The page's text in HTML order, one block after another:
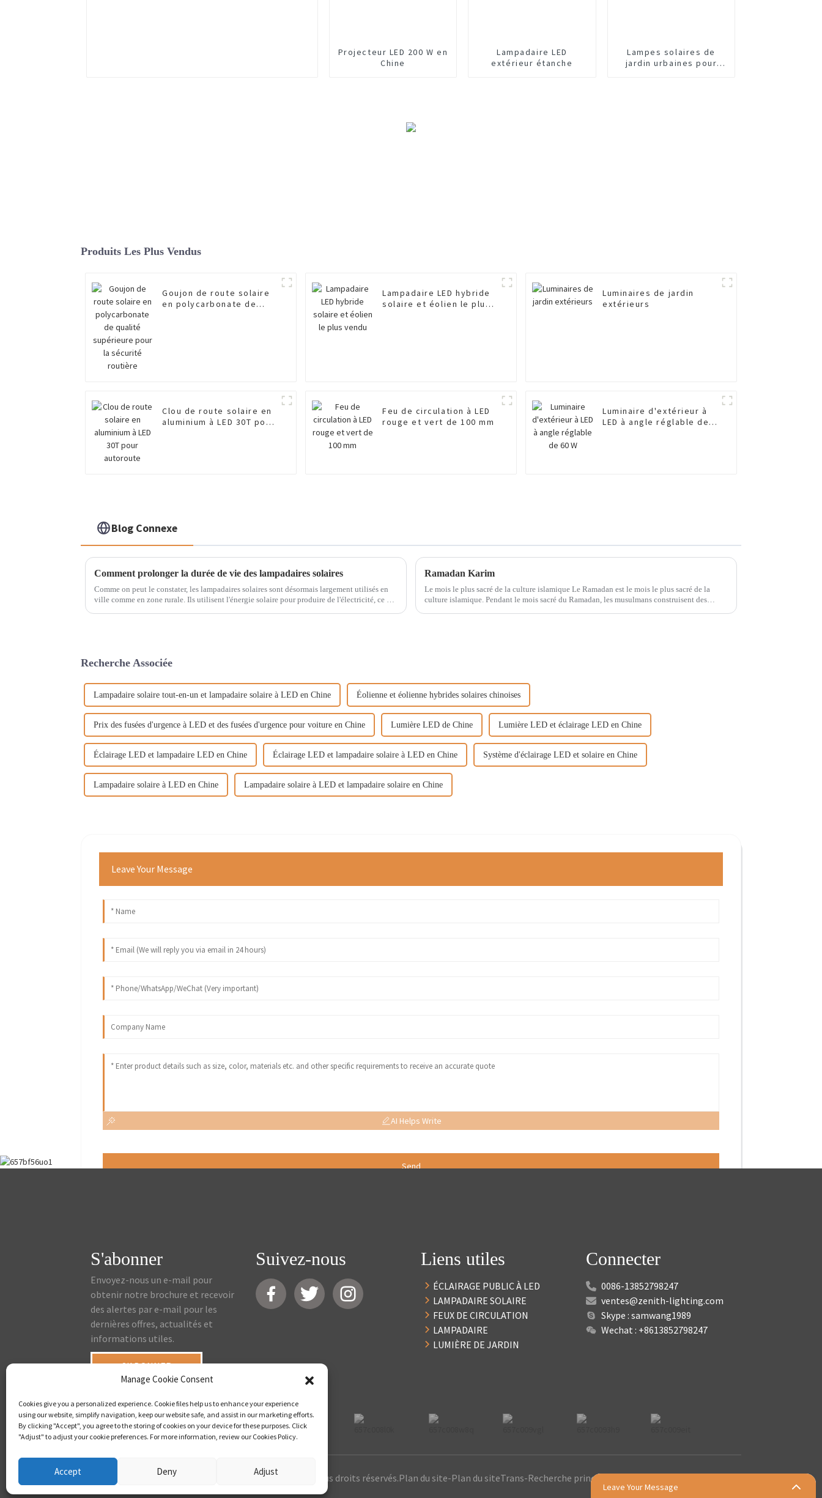
Projecteur LED 200 W en
Chine
Lampadaire LED
extérieur étanche
Lampes solaires de
jardin urbaines pour
Produits Les Plus Vendus
Goujon de route solaire
en polycarbonate de
Lampadaire LED hybride
solaire et éolien le plus
Luminaires de jardin
extérieurs
Clou de route solaire en
aluminium à LED 30T pour
Feu de circulation à LED
rouge et vert de 100 mm
Luminaire d'extérieur à
LED à angle réglable de
Blog Connexe
Comment prolonger la durée de vie des lampadaires solaires
Comme on peut le constater, les lampadaires solaires sont désormais largement utilisés en
ville comme en zone rurale. Ils utilisent l'énergie solaire pour produire de l'électricité, ce qui
Ramadan Karim
Le mois le plus sacré de la culture islamique Le Ramadan est le mois le plus sacré de la
culture islamique. Pendant le mois sacré du Ramadan, les musulmans construisent des
Recherche Associée
Lampadaire solaire tout-en-un et lampadaire solaire à LED en Chine Éolienne et éolienne hybrides solaires chinoises
Prix ​​des fusées d'urgence à LED et des fusées d'urgence pour voiture en Chine Lumière LED de Chine Lumière LED et éclairage LED en Chine
Éclairage LED et lampadaire LED en Chine Éclairage LED et lampadaire solaire à LED en Chine Système d'éclairage LED et solaire en Chine
Lampadaire solaire à LED en Chine Lampadaire solaire à LED et lampadaire solaire en Chine
Leave Your Message
AI Helps Write
Send
S'abonner
Envoyez-nous un e-mail pour
obtenir notre brochure et recevoir
des alertes par e-mail pour les
dernières offres, actualités et
informations utiles.
S'ABONNER
Suivez-nous Liens utiles
ÉCLAIRAGE PUBLIC À LED
LAMPADAIRE SOLAIRE
FEUX DE CIRCULATION
LAMPADAIRE
LUMIÈRE DE JARDIN
Connecter
0086-13852798247
ventes@zenith-lighting.com
Skype : samwang1989
Wechat : +8613852798247
© Copyright - 2010-2024 : Tous droits réservés.Plan du site-Plan du siteTrans-Recherche principale
Leave Your Message
Manage Cookie Consent
Cookies give you a personalized experience. Cookie files help us to enhance your experience
using our website, simplify navigation, keep our website safe, and assist in our marketing efforts.
By clicking "Accept", you agree to the storing of cookies on your device for these purposes. Click
"Adjust" to adjust your cookie preferences. For more information, review our Cookies Policy.
Accept Deny Adjust